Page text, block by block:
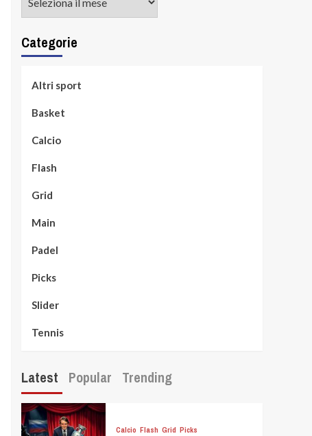
Categorie
Altri sport
Basket
Calcio
Flash
Grid
Main
Padel
Picks
Slider
Tennis
Latest Popular Trending
Calcio Flash Grid Picks